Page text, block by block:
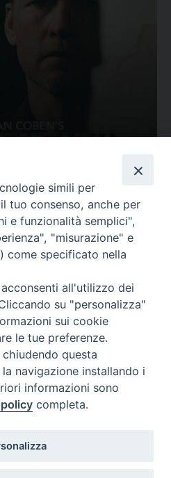
Carcere...
simili per
tuo consenso, anche per
e funzionalità semplici",
"misurazione" e
come specificato nella
all'utilizzo dei
su "personalizza"
sui cookie
le tue preferenze.
questa
navigazione installando i
informazioni sono
completa.